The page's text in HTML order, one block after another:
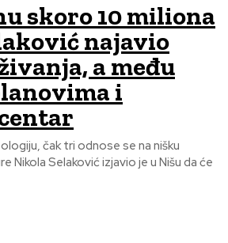
skoro 10 miliona
najavio
a među
i
čak tri odnose se na nišku